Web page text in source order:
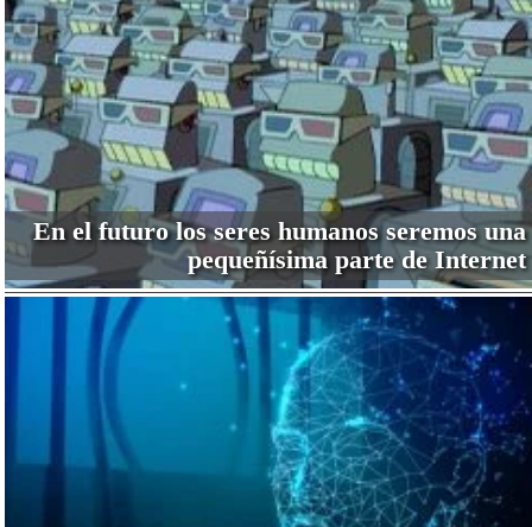
En el futuro los seres humanos seremos una
pequeñísima parte de Internet